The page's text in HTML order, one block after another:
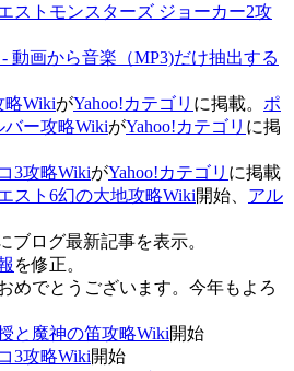
ストモンスターズ ジョーカー2攻
- 動画から音楽（MP3)だけ抽出する
略WikiがYahoo!カテゴリ に掲載。 ポ
ー攻略WikiがYahoo!カテゴリ に掲
3攻略WikiがYahoo!カテゴリ に掲載
スト6幻の大地攻略Wiki開始、 アル
ブログ最新記事を表示。
を修正。
めでとうございます。今年もよろ
と魔神の笛攻略Wiki開始
3攻略Wiki開始